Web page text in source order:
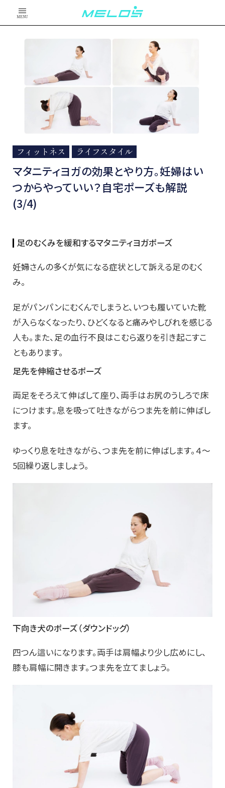
MENU
フィットネス ライフスタイル
マタニティヨガの効果とやり方。妊婦はい
つからやっていい？自宅ポーズも解説
(3/4)
足のむくみを緩和するマタニティヨガポーズ
妊婦さんの多くが気になる症状として訴える足のむく
み。
足がパンパンにむくんでしまうと、いつも履いていた靴
が入らなくなったり、ひどくなると痛みやしびれを感じる
人も。また、足の血行不良はこむら返りを引き起こすこ
ともあります。
足先を伸縮させるポーズ
両足をそろえて伸ばして座り、両手はお尻のうしろで床
につけます。息を吸って吐きながらつま先を前に伸ばし
ます。
ゆっくり息を吐きながら、つま先を前に伸ばします。４～
5回繰り返しましょう。
下向き犬のポーズ（ダウンドッグ）
四つん這いになります。両手は肩幅より少し広めにし、
膝も肩幅に開きます。つま先を立てましょう。